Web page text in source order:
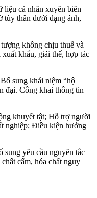
liệu cá nhân xuyên biên
tùy thân dưới dạng ảnh,
không chịu thuế và
khẩu, giải thể, hợp tác
sung khái niệm “hộ
đại. Công khai thông tin
khuyết tật; Hỗ trợ người
nghiệp; Điều kiện hưởng
sung yêu cầu nguyên tắc
cấm, hóa chất nguy